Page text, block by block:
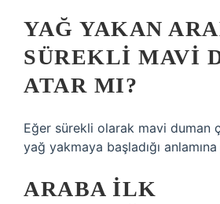
YAĞ YAKAN
SÜREKLI MAVI
ATAR MI?
Eğer sürekli olarak mavi duman
yağ yakmaya başladığı
ARABA ILK